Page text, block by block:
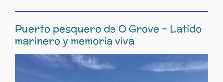
Puerto pesquero de O Grove – Latido
marinero y memoria viva